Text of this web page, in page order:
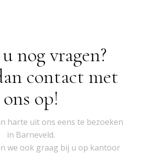
nog vragen?
contact met
ons op!
harte uit ons eens te bezoeken
in Barneveld.
we ook graag bij u op kantoor